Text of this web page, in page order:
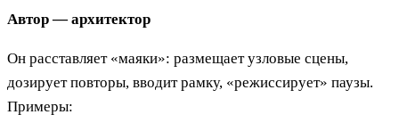
Автор — архитектор
Он расставляет «маяки»: размещает узловые сцены,
дозирует повторы, вводит рамку, «режиссирует» паузы.
Примеры: